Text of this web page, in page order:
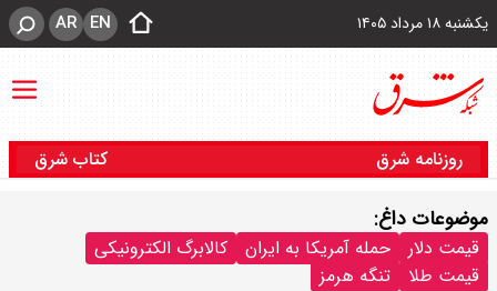
یکشنبه ۱۸ مرداد ۱۴۰۵ EN
AR
روزنامه شرق کتاب شرق
موضوعات داغ:
قیمت دلار حمله آمریکا به ایران
کالابرگ الکترونیکی
قیمت طلا
تنگه هرمز